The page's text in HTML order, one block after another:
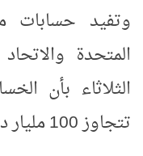
وتفيد حسابات
المتحدة
الثلاثاء بأن
تتجاوز 100 مليار دولار.